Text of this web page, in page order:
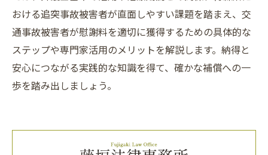
おける追突事故被害者が直面しやすい課題を踏まえ、交
通事故被害者が慰謝料を適切に獲得するための具体的な
ステップや専門家活用のメリットを解説します。納得と
安心につながる実践的な知識を得て、確かな補償への一
歩を踏み出しましょう。